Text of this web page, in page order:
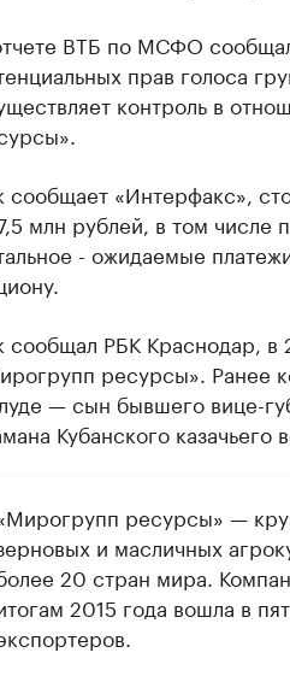
ВТБ по МСФО
прав голоса
контроль в
сообщает «Интерфакс»,
млн рублей, в том числе
- ожидаемые
сообщал РБК Краснодар, в
ресурсы». Ранее
— сын бывшего вице-
Кубанского казачьего
ресурсы» —
и масличных
20 стран мира.
2015 года вошла в